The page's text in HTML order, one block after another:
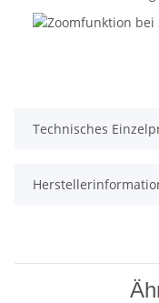
Technisches